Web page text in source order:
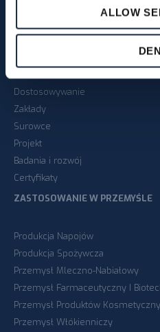
ALLOW
Partnerzy branży przemysłowej
PRODUKCJA
Dostosowywanie
Zakłady
Surowce
Projekt
Badania i rozwój
Certyfikaty
ZASTOSOWANIE W PRZEMYŚLE
Produkcja Napojów
Produkcja Spożywcza
Przemysł Mleczno-Nabiałowy
Przemysł Farmaceutyczny I
Przemysł Produktów
Przemysł Włókienniczy